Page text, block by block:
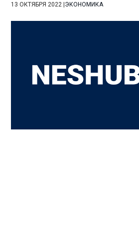
13 ОКТЯБРЯ 2022 |ЭКОНОМИКА